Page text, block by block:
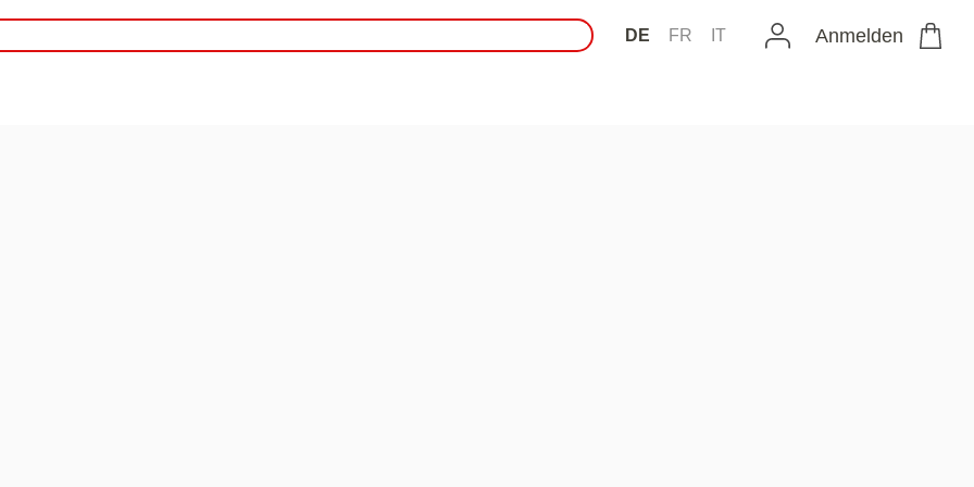
DE FR IT Anmelden